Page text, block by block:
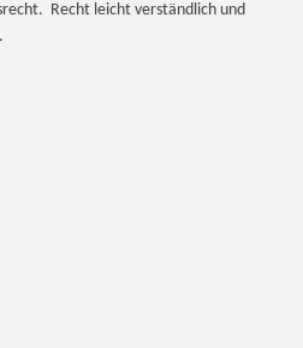
Recht leicht verständlich und